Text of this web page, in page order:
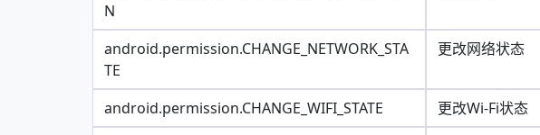
N
android.permission.CHANGE_NETWORK_STA
TE
更改网络状态
android.permission.CHANGE_WIFI_STATE
更改Wi-Fi状态